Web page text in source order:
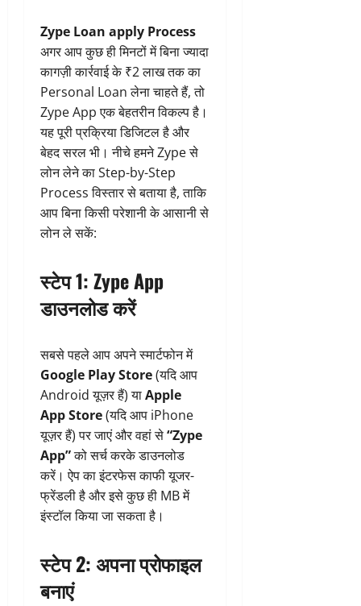
Zype Loan apply Process
अगर आप कुछ ही मिनटों में बिना ज्यादा
कागज़ी कार्रवाई के ₹2 लाख तक का
Personal Loan लेना चाहते हैं, तो
Zype App एक बेहतरीन विकल्प है।
यह पूरी प्रक्रिया डिजिटल है और
बेहद सरल भी। नीचे हमने Zype से
लोन लेने का Step-by-Step
Process विस्तार से बताया है, ताकि
आप बिना किसी परेशानी के आसानी से
लोन ले सकें:
स्टेप 1: Zype App
डाउनलोड करें
सबसे पहले आप अपने स्मार्टफोन में
Google Play Store(यदि आप
Android यूज़र हैं) याApple
App Store(यदि आप iPhone
यूज़र हैं) पर जाएं और वहां से“Zype
App”को सर्च करके डाउनलोड
करें। ऐप का इंटरफेस काफी यूजर-
फ्रेंडली है और इसे कुछ ही MB में
इंस्टॉल किया जा सकता है।
स्टेप 2: अपना प्रोफाइल
बनाएं